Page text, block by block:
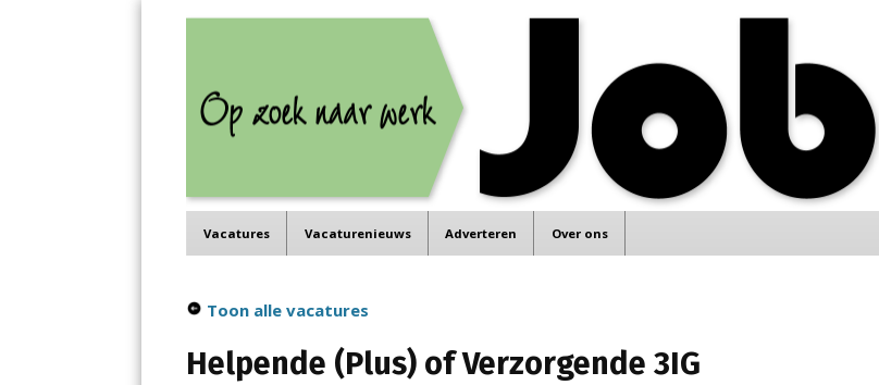
Menu
Vacatures Vacaturenieuws Adverteren Over ons
Toon alle vacatures
Helpende (Plus) of Verzorgende 3IG